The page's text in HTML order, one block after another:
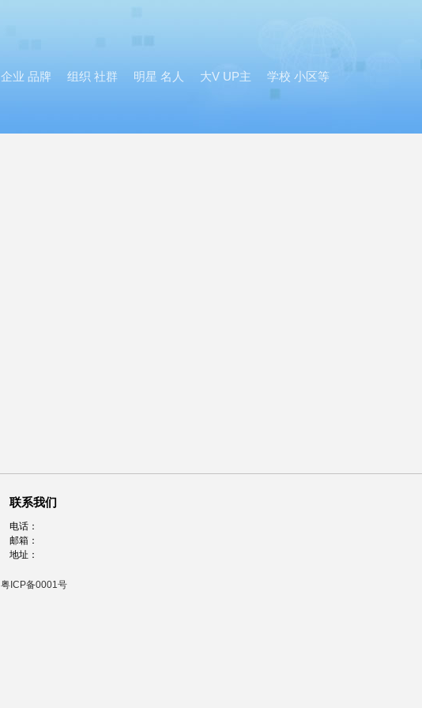
企业 品牌 组织 社群 明星 名人 大V UP主 学校 小区等
联系我们
电话：
邮箱：
地址：
粤ICP备0001号